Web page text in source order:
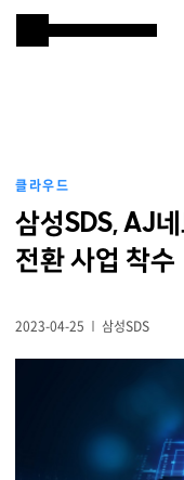
Samsung SDS
클라우드 & 인프라
비즈니스 솔루션
R&D
물류 서비스
클라우드
삼성SDS, AJ
전환 사업 착수
2023-04-25 삼성SDS